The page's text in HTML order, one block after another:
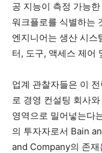
공 지능이 측정 가능
워크플로를 식별하는
엔지니어는 생산 시스
터, 도구, 액세스 제어
업계 관찰자들은 이
로 경영 컨설팅 회사
영역으로 밀어넣는다
의 투자자로서 Bain
and Company의 존재